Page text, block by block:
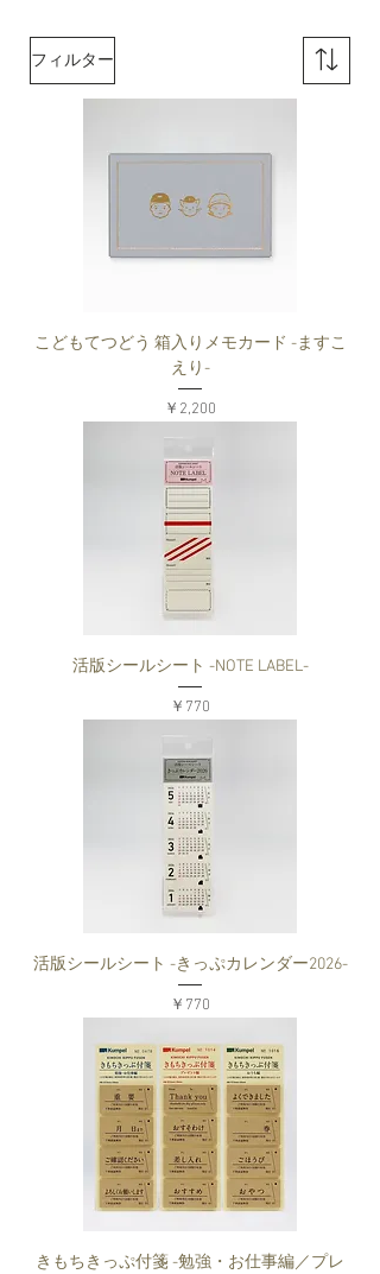
フィルター
こどもてつどう 箱入りメモカード -ますこ
えり-
価格
￥2,200
活版シールシート -NOTE LABEL-
価格
￥770
活版シールシート -きっぷカレンダー2026-
価格
￥770
きもちきっぷ付箋 -勉強・お仕事編／プレ